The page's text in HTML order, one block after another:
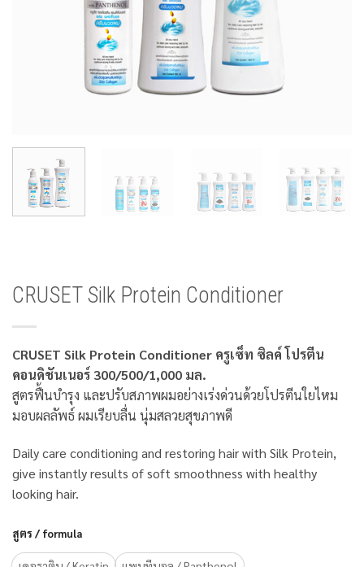
CRUSET Silk Protein Conditioner
CRUSET Silk Protein Conditioner ครูเซ็ท ซิลค์ โปรตีน
คอนดิชันเนอร์ 300/500/1,000 มล.
สูตรฟื้นบำรุง และปรับสภาพผมอย่างเร่งด่วนด้วยโปรตีนใยไหม
มอบผลลัพธ์ ผมเรียบลื่น นุ่มสลวยสุขภาพดี
Daily care conditioning and restoring hair with Silk Protein,
give instantly results of soft smoothness with healthy
looking hair.
สูตร / formula